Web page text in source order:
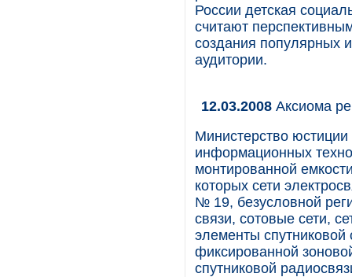
России детская
считают
создания популярных
аудитории.
12.03.2008 Аксиома
Министерство
информационных
монтированной
которых сети
№ 19, безусловной
связи, сотовые сети,
элементы спутниковой
фиксированной
спутниковой